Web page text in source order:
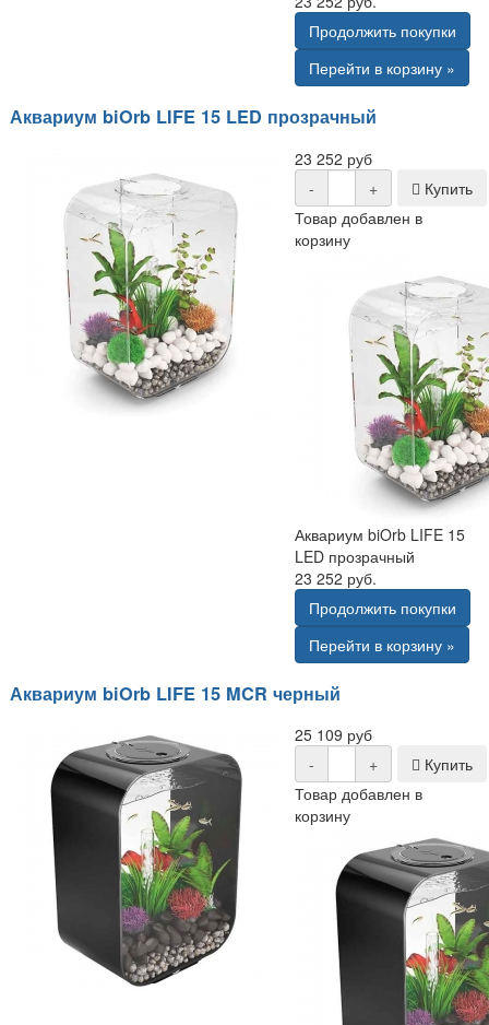
Продолжить покупки
Перейти в корзину »
Аквариум biOrb LIFE 15 LED прозрачный
23 252 руб
-
+
Купить
Товар добавлен в
корзину
Аквариум biOrb LIFE 15
LED прозрачный
23 252 руб.
Продолжить покупки
Перейти в корзину »
Аквариум biOrb LIFE 15 MCR черный
25 109 руб
-
+
Купить
Товар добавлен в
корзину